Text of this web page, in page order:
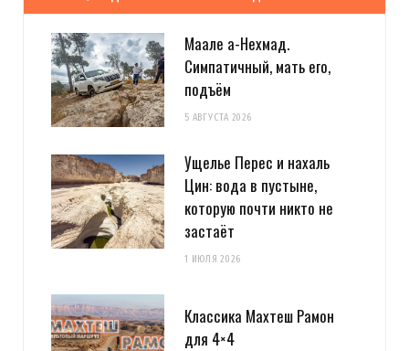
Маале а-Нехмад.
Симпатичный, мать его,
подъём
5 АВГУСТА 2026
Ущелье Перес и нахаль
Цин: вода в пустыне,
которую почти никто не
застаёт
1 ИЮЛЯ 2026
Классика Махтеш Рамон
для 4×4